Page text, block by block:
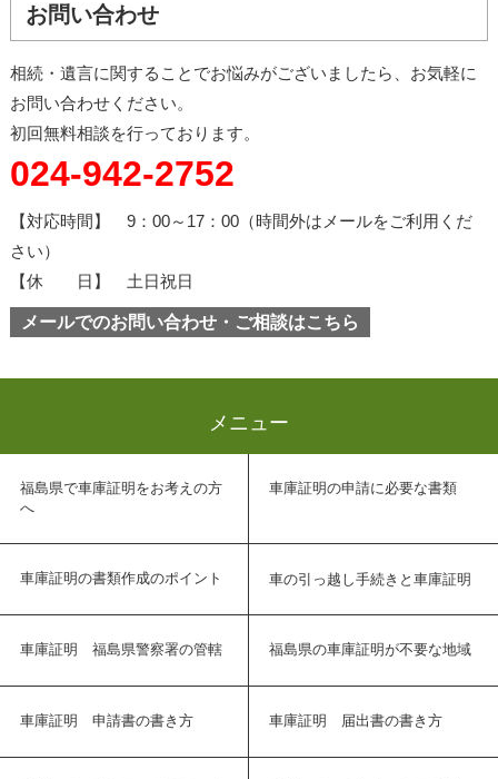
お問い合わせ
相続・遺言に関することでお悩みがございましたら、お気軽に
お問い合わせください。
初回無料相談を行っております。
024-942-2752
【対応時間】 9：00～17：00（時間外はメールをご利用くだ
さい）
【休 日】 土日祝日
メールでのお問い合わせ・ご相談はこちら
メニュー
福島県で車庫証明をお考えの方
へ
車庫証明の申請に必要な書類
車庫証明の書類作成のポイント 車の引っ越し手続きと車庫証明
車庫証明 福島県警察署の管轄 福島県の車庫証明が不要な地域
車庫証明 申請書の書き方 車庫証明 届出書の書き方